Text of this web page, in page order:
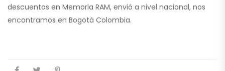
descuentos en Memoria RAM, envió a nivel nacional, nos
encontramos en Bogotá Colombia.